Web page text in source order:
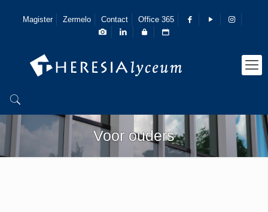
Magister Zermelo Contact Office 365
Voor ouders